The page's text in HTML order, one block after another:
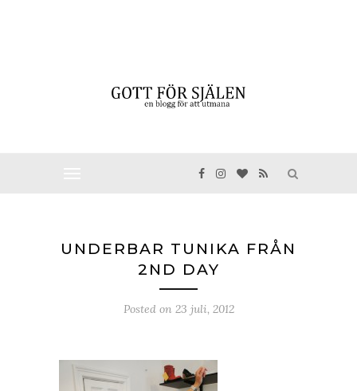
UNDERBAR TUNIKA FRÅN
2ND DAY
Posted on 23 juli, 2012